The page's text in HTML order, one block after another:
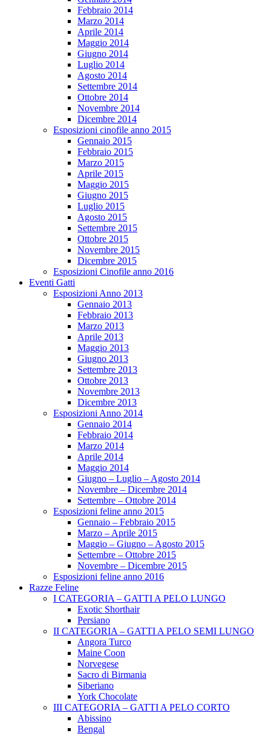
Febbraio 2014
Marzo 2014
Aprile 2014
Maggio 2014
Giugno 2014
Luglio 2014
Agosto 2014
Settembre 2014
Ottobre 2014
Novembre 2014
Dicembre 2014
Esposizioni cinofile anno 2015
Gennaio 2015
Febbraio 2015
Marzo 2015
Aprile 2015
Maggio 2015
Giugno 2015
Luglio 2015
Agosto 2015
Settembre 2015
Ottobre 2015
Novembre 2015
Dicembre 2015
Esposizioni Cinofile anno 2016
Eventi Gatti
Esposizioni Anno 2013
Gennaio 2013
Febbraio 2013
Marzo 2013
Aprile 2013
Maggio 2013
Giugno 2013
Settembre 2013
Ottobre 2013
Novembre 2013
Dicembre 2013
Esposizioni Anno 2014
Gennaio 2014
Febbraio 2014
Marzo 2014
Aprile 2014
Maggio 2014
Giugno – Luglio – Agosto 2014
Novembre – Dicembre 2014
Settembre – Ottobre 2014
Esposizioni feline anno 2015
Gennaio – Febbraio 2015
Marzo – Aprile 2015
Maggio – Giugno – Agosto 2015
Settembre – Ottobre 2015
Novembre – Dicembre 2015
Esposizioni feline anno 2016
Razze Feline
I CATEGORIA – GATTI A PELO LUNGO
Exotic Shorthair
Persiano
II CATEGORIA – GATTI A PELO SEMI LUNGO
Angora Turco
Maine Coon
Norvegese
Sacro di Birmania
Siberiano
York Chocolate
III CATEGORIA – GATTI A PELO CORTO
Abissino
Bengal